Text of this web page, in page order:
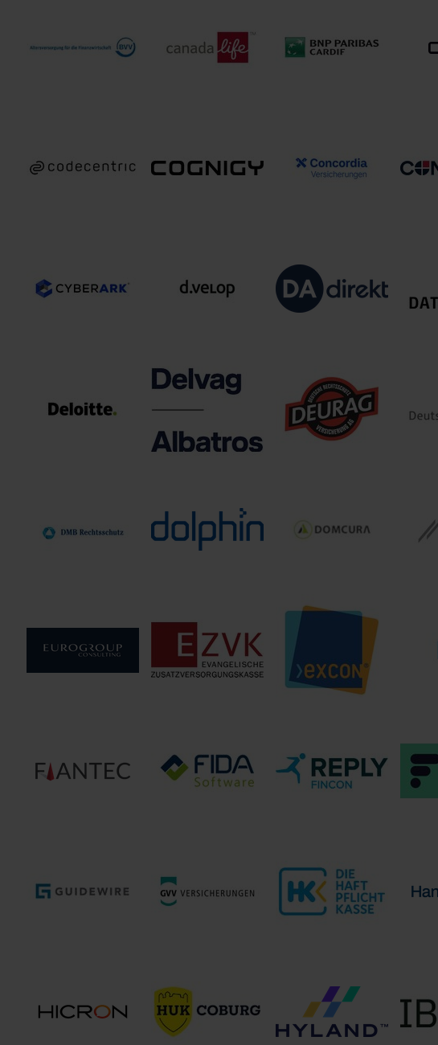
Wirtschaftsprüfungsgesellschaft BearingPoint GmbH BELTIOS GmbH
des Bankgewerbes Assurance Europe
plc
CARDIF Allgemeine
Versicherung
codecentric AG Cognigy
Concordia
Versicherungs-
Gesellschaft a.G.
(DACH) GmbH
DA Deutsche
Allgemeine
Versicherung AG
Delvag | Albatros Rechtsschutz-
Versicherung AG
Versicherung AG
Dolphin
Technologies GmbH
CONSULTING (EGC)
Evangelische
Zusatzversorgungskasse
(EZVK)
EXCON Insurance
Services GmbH
FiANTEC Finanz-DATA GmbH Fincon Reply
GmbH GVV Versicherungen Haftpflichtkasse